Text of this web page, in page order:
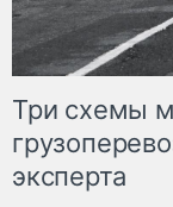
Три схемы
эксперта